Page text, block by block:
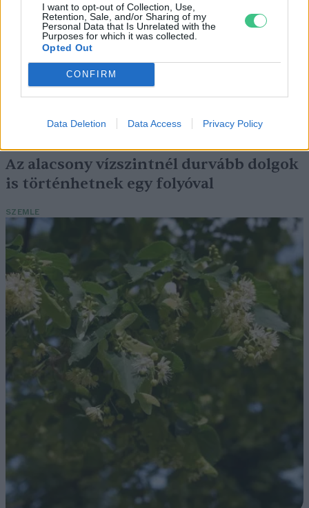
I want to opt-out of Collection, Use,
Retention, Sale, and/or Sharing of my
Personal Data that Is Unrelated with the
Purposes for which it was collected.
Opted Out
CONFIRM
Data Deletion Data Access Privacy Policy
EGÉSZSÉGÜNK
Csillaghullás, napfogyatkozás:
augusztusban érdemes lesz az égre
nézni
ÉLŐ BOLYGÓNK
Az alacsony vízszintnél durvább dolgok
is történhetnek egy folyóval
SZEMLE